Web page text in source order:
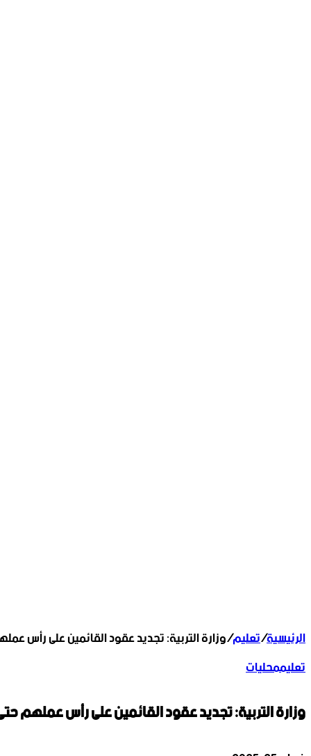
الرئيسية/تعليم/وزارة التربية: تجديد عقود القائمين على رأس
تعليممحليات
وزارة التربية: تجديد عقود القائمين على رأس عملهم